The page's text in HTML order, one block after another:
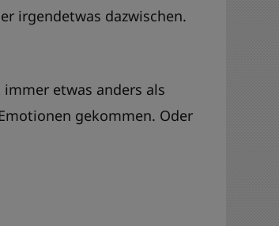
irgendetwas dazwischen.
etwas anders als
gekommen. Oder